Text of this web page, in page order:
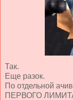
Так.
Еще разок.
По отдельной
ПЕРВОГО